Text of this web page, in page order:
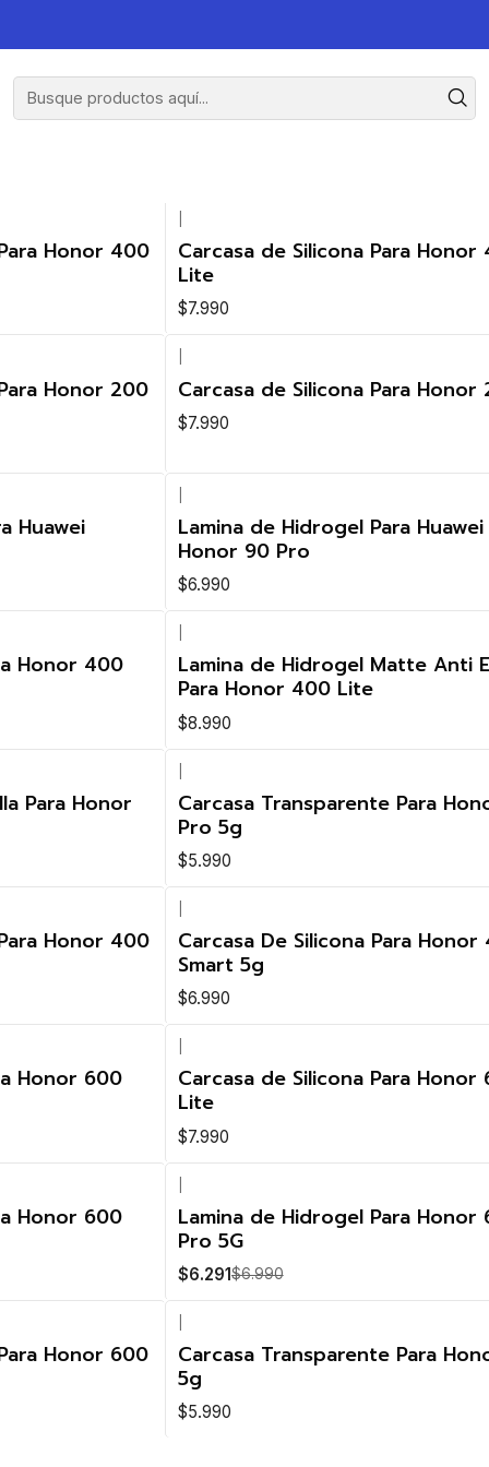
Honor 400
Carcasa de Silicona Para Honor
Lite
$7.990
Honor 200 Carcasa de Silicona Para Honor
$7.990
Huawei
Lamina de Hidrogel Para Huawei
Honor 90 Pro
$6.990
Honor 400
Lamina de Hidrogel Matte Anti
Para Honor 400 Lite
$8.990
Para Honor
Carcasa Transparente Para
Pro 5g
$5.990
Honor 400
Carcasa De Silicona Para Honor
Smart 5g
$6.990
Honor 600
Carcasa de Silicona Para Honor
Lite
$7.990
Honor 600
OFF
Nuevo
Lamina de Hidrogel Para Honor
Pro 5G
$6.291$6.990
Honor 600
Carcasa Transparente Para
5g
$5.990